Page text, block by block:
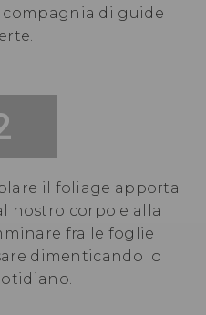
compagnia di guide
il foliage apporta
nostro corpo e alla
fra le foglie
dimenticando lo